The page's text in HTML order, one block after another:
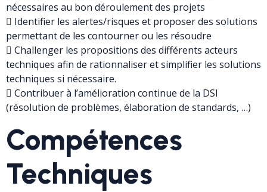
nécessaires au bon déroulement des projets
 Identifier les alertes/risques et proposer des solutions
permettant de les contourner ou les résoudre
 Challenger les propositions des différents acteurs
techniques afin de rationnaliser et simplifier les solutions
techniques si nécessaire.
 Contribuer à l’amélioration continue de la DSI
(résolution de problèmes, élaboration de standards, …)
Compétences
Techniques